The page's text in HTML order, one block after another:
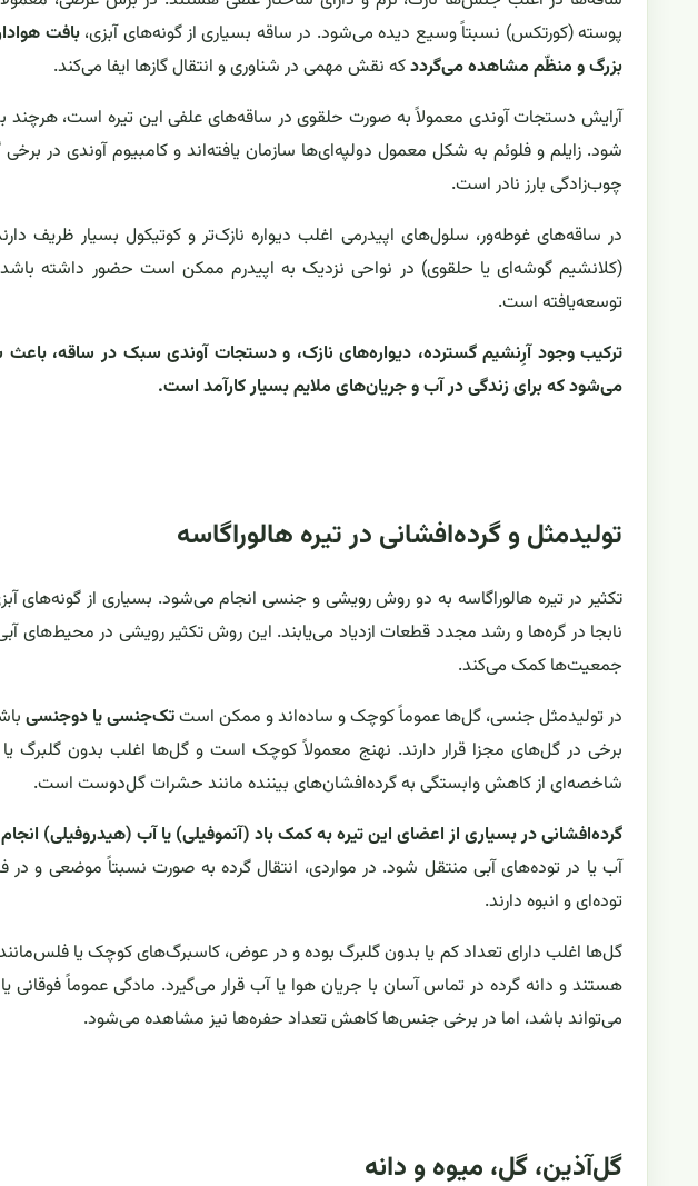
پوسته (کورتکس) نسبتاً وسیع دیده می‌شود. در ساقه بسیاری از گونه‌های آبزی،بافت
بزرگ و منظّم مشاهده می‌گرددکه نقش مهمی در شناوری و انتقال گازها ایفا می‌کند.
آرایش دستجات آوندی معمولاً به صورت حلقوی در ساقه‌های علفی این تیره است، هرچند
شود. زایلم و فلوئم به شکل معمول دولپه‌ای‌ها سازمان یافته‌اند و کامبیوم آوندی در
چوب‌زادگی بارز نادر است.
در ساقه‌های غوطه‌ور، سلول‌های اپیدرمی اغلب دیواره نازک‌تر و کوتیکول بسیار ظریف
(کلانشیم گوشه‌ای یا حلقوی) در نواحی نزدیک به اپیدرم ممکن است حضور داشته
توسعه‌یافته است.
ترکیب وجود آرِنشیم گسترده، دیواره‌های نازک، و دستجات آوندی سبک در ساقه، باعث
می‌شود که برای زندگی در آب و جریان‌های ملایم بسیار کارآمد است.
تولیدمثل و گرده‌افشانی در تیره هالوراگاسه
تکثیر در تیره هالوراگاسه به دو روش رویشی و جنسی انجام می‌شود. بسیاری از
نابجا در گره‌ها و رشد مجدد قطعات ازدیاد می‌یابند. این روش تکثیر رویشی در محیط‌های
جمعیت‌ها کمک می‌کند.
در تولیدمثل جنسی، گل‌ها عموماً کوچک و ساده‌اند و ممکن استتک‌جنسی یا دوجنسی
برخی در گل‌های مجزا قرار دارند. نهنج معمولاً کوچک است و گل‌ها اغلب بدون گلبرگ
شاخصه‌ای از کاهش وابستگی به گرده‌افشان‌های بیننده مانند حشرات گل‌دوست است.
گرده‌افشانی در بسیاری از اعضای این تیره به کمک باد (آنموفیلی) یا آب (هیدروفیلی)
آب یا در توده‌های آبی منتقل شود. در مواردی، انتقال گرده به صورت نسبتاً موضعی و
توده‌ای و انبوه دارند.
گل‌ها اغلب دارای تعداد کم یا بدون گلبرگ بوده و در عوض، کاسبرگ‌های کوچک یا
هستند و دانه گرده در تماس آسان با جریان هوا یا آب قرار می‌گیرد. مادگی عموماً فوقانی
می‌تواند باشد، اما در برخی جنس‌ها کاهش تعداد حفره‌ها نیز مشاهده می‌شود.
گل‌آذین، گل، میوه و دانه